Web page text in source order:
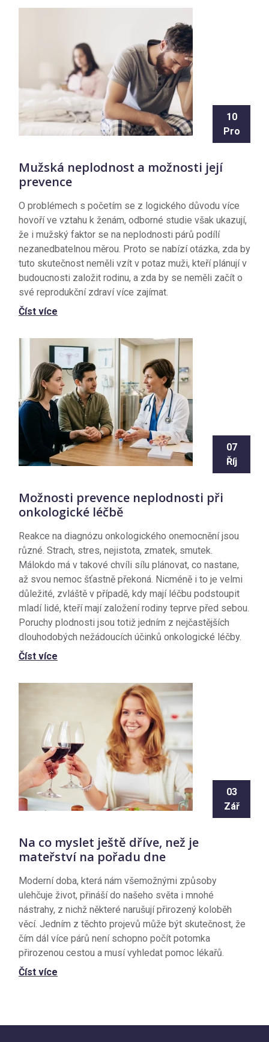
10
Pro
Mužská neplodnost a možnosti její
prevence
O problémech s početím se z logického důvodu více
hovoří ve vztahu k ženám, odborné studie však ukazují,
že i mužský faktor se na neplodnosti párů podílí
nezanedbatelnou měrou. Proto se nabízí otázka, zda by
tuto skutečnost neměli vzít v potaz muži, kteří plánují v
budoucnosti založit rodinu, a zda by se neměli začít o
své reprodukční zdraví více zajímat.
Číst více
07
Říj
Možnosti prevence neplodnosti při
onkologické léčbě
Reakce na diagnózu onkologického onemocnění jsou
různé. Strach, stres, nejistota, zmatek, smutek.
Málokdo má v takové chvíli sílu plánovat, co nastane,
až svou nemoc šťastně překoná. Nicméně i to je velmi
důležité, zvláště v případě, kdy mají léčbu podstoupit
mladí lidé, kteří mají založení rodiny teprve před sebou.
Poruchy plodnosti jsou totiž jedním z nejčastějších
dlouhodobých nežádoucích účinků onkologické léčby.
Číst více
03
Zář
Na co myslet ještě dříve, než je
mateřství na pořadu dne
Moderní doba, která nám všemožnými způsoby
ulehčuje život, přináší do našeho světa i mnohé
nástrahy, z nichž některé narušují přirozený koloběh
věcí. Jedním z těchto projevů může být skutečnost, že
čím dál více párů není schopno počít potomka
přirozenou cestou a musí vyhledat pomoc lékařů.
Číst více